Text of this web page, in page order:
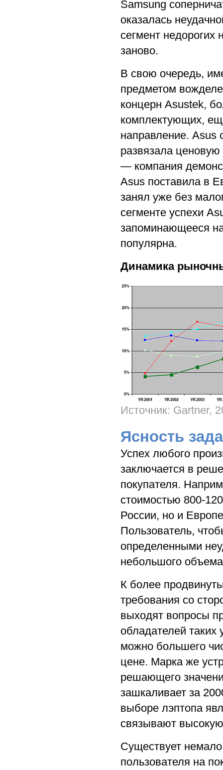
Samsung
оказалась
сегмент недорогих
заново.
В свою очередь,
предметом
концерн Asustek,
комплектующих,
направление. Asus
развязала ценовую
— компания
Asus поставила в
занял уже без
сегменте успехи
запоминающееся
популярна.
Динамика
Источник: Gartner,
Ясность
Успех любого
заключается в
покупателя.
стоимостью 800-
России, но и
Пользователь,
определенными
небольшого
К более
требования со
выходят вопросы
обладателей таких
можно большего
цене. Марка же
решающего
зашкаливает за
выборе лэптопа
связывают
Существует немало
пользователя на